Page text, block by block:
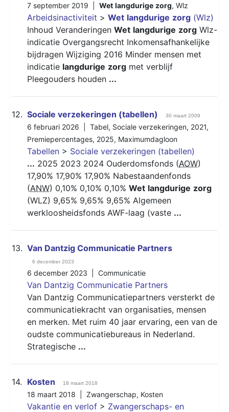
7 september 2019 | Wet langdurige zorg, Wlz
Arbeidsinactiviteit > Wet langdurige zorg (Wlz)
Inhoud Veranderingen Wet langdurige zorg Wlz-
indicatie Overgangsrecht Inkomensafhankelijke
bijdragen Wijziging 2016 Minder mensen met
indicatie langdurige zorg met verblijf
Pleegouders houden ...
12. Sociale verzekeringen (tabellen) 30 maart 2009
6 februari 2026 | Tabel, Sociale verzekeringen, 2021,
Premiepercentages, 2025, Maximumdagloon
Tabellen > Sociale verzekeringen (tabellen)
... 2025 2023 2024 Ouderdomsfonds (AOW)
17,90% 17,90% 17,90% Nabestaandenfonds
(ANW) 0,10% 0,10% 0,10% Wet langdurige zorg
(WLZ) 9,65% 9,65% 9,65% Algemeen
werkloosheidsfonds AWF-laag (vaste ...
13. Van Dantzig Communicatie Partners
6 december 2023
6 december 2023 | Communicatie
Van Dantzig Communicatie Partners
Van Dantzig Communicatiepartners versterkt de
communicatiekracht van organisaties, mensen
en merken. Met ruim 40 jaar ervaring, een van de
oudste communicatiebureaus in Nederland.
Strategische ...
14. Kosten 18 maart 2018
18 maart 2018 | Zwangerschap, Kosten
Vakantie en verlof > Zwangerschaps- en